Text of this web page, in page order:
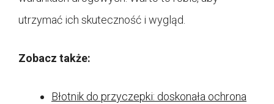
utrzymać ich skuteczność i wygląd.
Zobacz także:
Błotnik do przyczepki: doskonała ochrona